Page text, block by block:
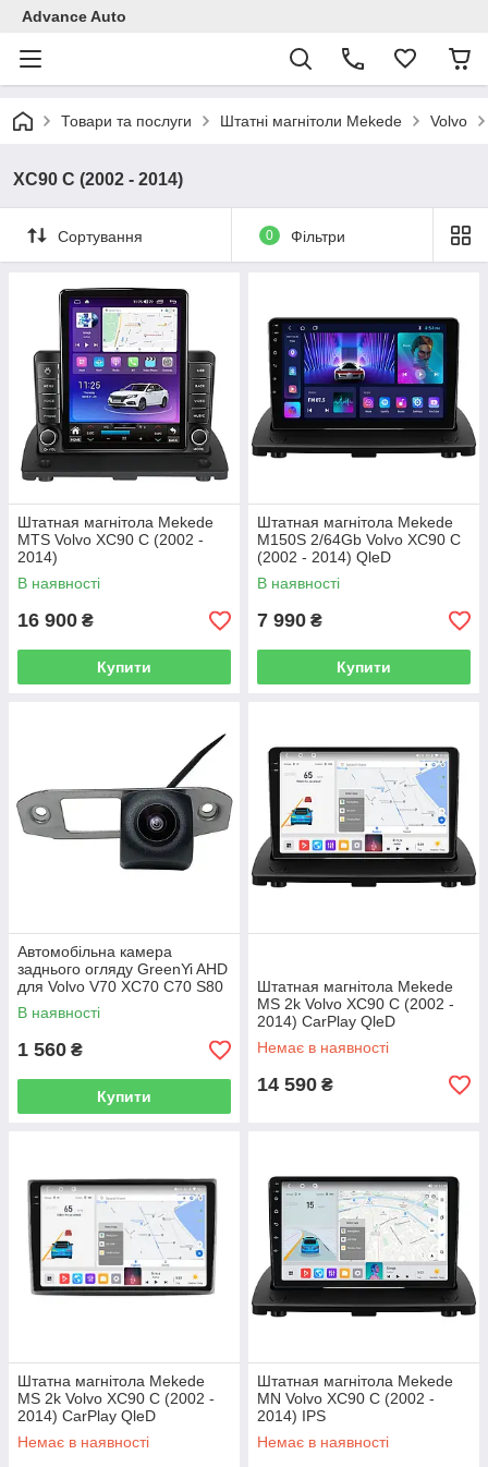
Advance Auto
Товари та послуги Штатні магнітоли Mekede Volvo
XC90 C (2002 - 2014)
Сортування 0 Фільтри
Штатная магнітола Mekede
MTS Volvo XC90 C (2002 -
2014)
В наявності
16 900 ₴
Купити
Штатная магнітола Mekede
M150S 2/64Gb Volvo XC90 C
(2002 - 2014) QleD
В наявності
7 990 ₴
Купити
Автомобільна камера
заднього огляду GreenYi AHD
для Volvo V70 XC70 C70 S80
S80L S40 V50 XC90 S60 V60
XC60
В наявності
1 560 ₴
Купити
Штатная магнітола Mekede
MS 2k Volvo XC90 C (2002 -
2014) CarPlay QleD
Немає в наявності
14 590 ₴
Штатна магнітола Mekede
MS 2k Volvo XC90 C (2002 -
2014) CarPlay QleD
Немає в наявності
Штатная магнітола Mekede
MN Volvo XC90 C (2002 -
2014) IPS
Немає в наявності